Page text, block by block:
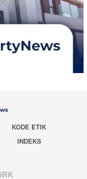
KODE ETIK
INDEKS